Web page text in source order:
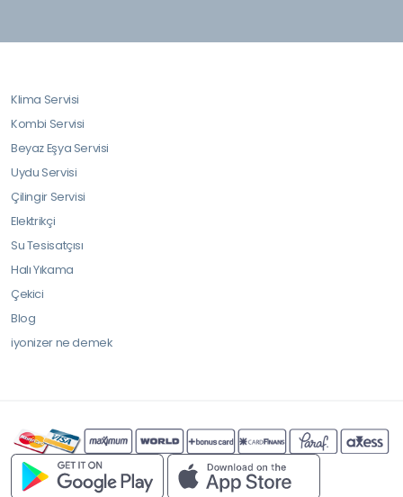
Klima Servisi
Kombi Servisi
Beyaz Eşya Servisi
Uydu Servisi
Çilingir Servisi
Elektrikçi
Su Tesisatçısı
Halı Yıkama
Çekici
Blog
iyonizer ne demek